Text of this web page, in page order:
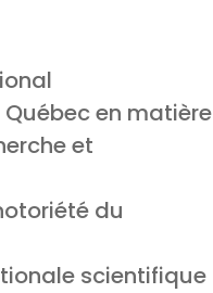
en matière
et
du
scientifique